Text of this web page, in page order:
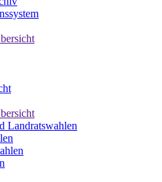
Landratswahlen